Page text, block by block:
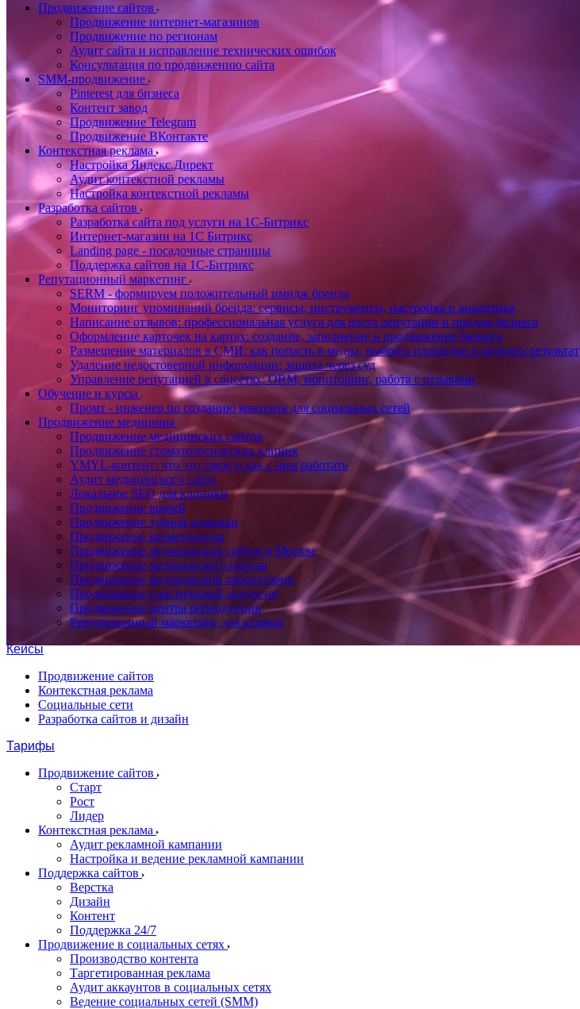
Продвижение сайтов
Продвижение интернет-магазинов
Продвижение по регионам
Аудит сайта и исправление технических ошибок
Консультация по продвижению сайта
SMM-продвижение
Pinterest для бизнеса
Контент завод
Продвижение Telegram
Продвижение ВКонтакте
Контекстная реклама
Настройка Яндекс.Директ
Аудит контекстной рекламы
Настройка контекстной рекламы
Разработка сайтов
Разработка сайта под услуги на 1С-Битрикс
Интернет-магазин на 1С Битрикс
Landing page - посадочные страницы
Поддержка сайтов на 1С-Битрикс
Репутационный маркетинг
SERM - формируем положительный имидж бренда
Мониторинг упоминаний бренда: сервисы, инструменты, настройка и аналитика
Написание отзывов: профессиональная услуга для роста репутации и продаж бизнеса
Оформление карточек на картах: создание, заполнение и продвижение бизнеса
Размещение материалов в СМИ: как попасть в медиа, выбрать площадки и оценить результат
Удаление недостоверной информации: защита через суд
Управление репутацией в соцсетях: ORM, мониторинг, работа с отзывами
Обучение и курсы
Промт - инженер по созданию контента для социальных сетей
Продвижение медицины
Продвижение медицинских сайтов
Продвижение стоматологических клиник
YMYL-контент: что это такое и как с ним работать
Аудит медицинского сайта
Локальное SEO для клиники
Продвижение врачей
Продвижение зубной клиники
Продвижение косметологии
Продвижение медицинских сайтов в Москве
Продвижение медицинского центра
Продвижение медицинской лаборатории
Продвижение пластической хирургии
Продвижение центра репродукции
Репутационный маркетинг для клиник
Кейсы
Продвижение сайтов
Контекстная реклама
Социальные сети
Разработка сайтов и дизайн
Тарифы
Продвижение сайтов
Старт
Рост
Лидер
Контекстная реклама
Аудит рекламной кампании
Настройка и ведение рекламной кампании
Поддержка сайтов
Верстка
Дизайн
Контент
Поддержка 24/7
Продвижение в социальных сетях
Производство контента
Таргетированная реклама
Аудит аккаунтов в социальных сетях
Ведение социальных сетей (SMM)